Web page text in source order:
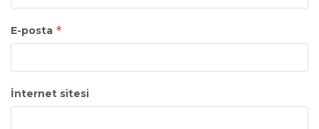
E-posta *
İnternet sitesi